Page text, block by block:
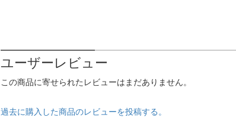
ユーザーレビュー
この商品に寄せられたレビューはまだありません。
過去に購入した商品のレビューを投稿する。